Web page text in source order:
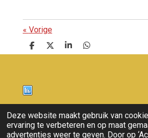
Deze website maakt gebruik van
ervaring te verbeteren en op maat
advertenties weer te geven. Door op
« Vorige
D
e
D
e
S
h
D
e
Nieuws
© 2011 - 2026 overloon nieuws